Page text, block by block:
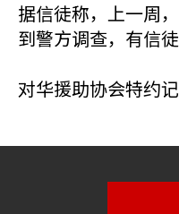
据信徒称，上一周
到警方调查，有信徒
对华援助协会特约